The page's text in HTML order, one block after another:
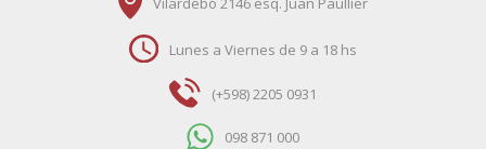
Lunes a Viernes de 9 a 18 hs
(+598) 2205 0931
098 871 000